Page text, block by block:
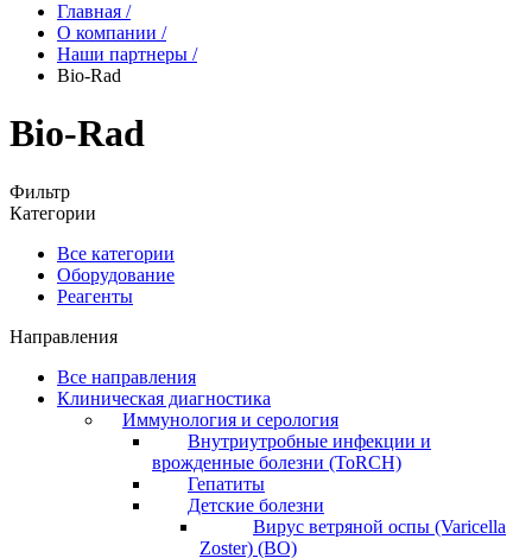
Главная /
О компании /
Наши партнеры /
Bio-Rad
Bio-Rad
Фильтр
Категории
Все категории
Оборудование
Реагенты
Направления
Все направления
Клиническая диагностика
Иммунология и серология
Внутриутробные инфекции и
врожденные болезни (ToRCH)
Гепатиты
Детские болезни
Вирус ветряной оспы (Varicella
Zoster) (ВО)